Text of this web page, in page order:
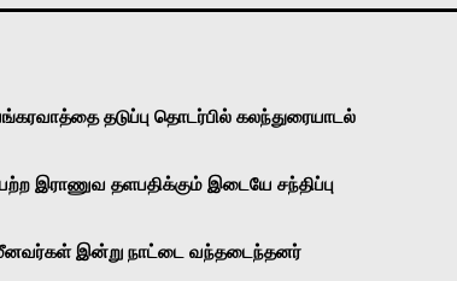
தடுப்பு தொடர்பில் கலந்துரையாடல்
இராணுவ தளபதிக்கும் இடையே சந்திப்பு
மீனவர்கள் இன்று நாட்டை வந்தடைந்தனர்